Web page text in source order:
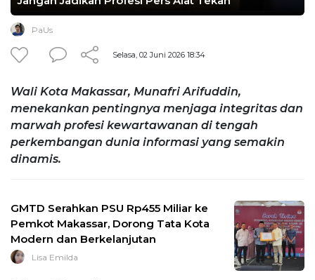
PaUs
Selasa, 02 Juni 2026 18:34
Wali Kota Makassar, Munafri Arifuddin,
menekankan pentingnya menjaga integritas dan
marwah profesi kewartawanan di tengah
perkembangan dunia informasi yang semakin
dinamis.
GMTD Serahkan PSU Rp455 Miliar ke
Pemkot Makassar, Dorong Tata Kota
Modern dan Berkelanjutan
Lisa Emilda